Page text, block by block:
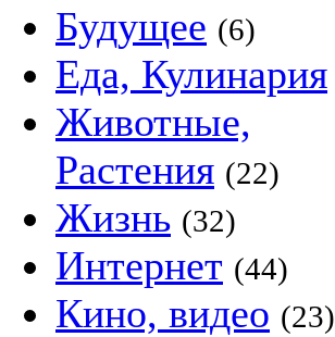
Будущее (6)
Еда, Кулинария
Животные,
Растения (22)
Жизнь (32)
Интернет (44)
Кино, видео (23)